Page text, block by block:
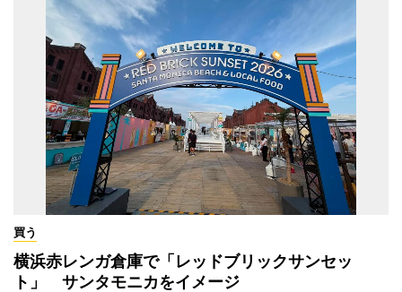
買う
横浜赤レンガ倉庫で「レッドブリックサンセッ
ト」 サンタモニカをイメージ